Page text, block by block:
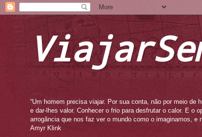
“Um homem precisa viajar. Por sua conta, não por meio
e dar-lhes valor. Conhecer o frio para desfrutar o calor. E o
arrogância que nos faz ver o mundo como o imaginamos,
Amyr Klink